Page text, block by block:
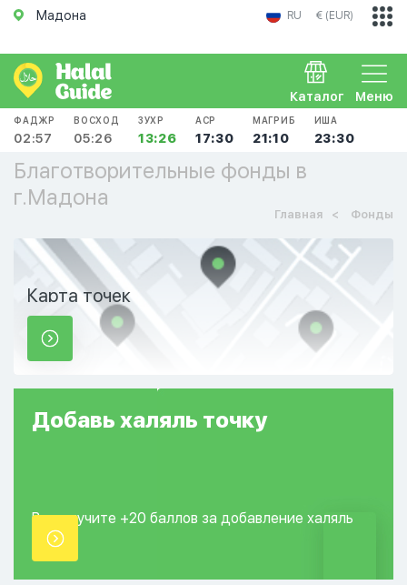
Мадона RU € (EUR)
Меню
Каталог
ФАДЖР
02:57
ВОСХОД
05:26
ЗУХР
13:26
АСР
17:30
МАГРИБ
21:10
ИША
23:30
Благотворительные фонды в
г.Мадона
Главная Фонды
Карта точек
Добавь халяль точку
Вы получите +20 баллов за добавление халяль
точки.